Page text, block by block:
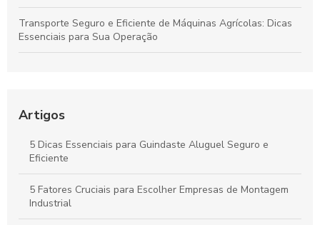
Transporte Seguro e Eficiente de Máquinas Agrícolas: Dicas
Essenciais para Sua Operação
Como Maximizar a Eficiência do Seu Projeto com Aluguel de
Guindaste Pequeno: Guia Completo para Escolha e Uso
Eficiente
Guindastes na Construção: Guia Completo para Garantir
Sucesso em Seus Projetos
Artigos
5 Dicas Essenciais para Guindaste Aluguel Seguro e
Eficiente
5 Fatores Cruciais para Escolher Empresas de Montagem
Industrial